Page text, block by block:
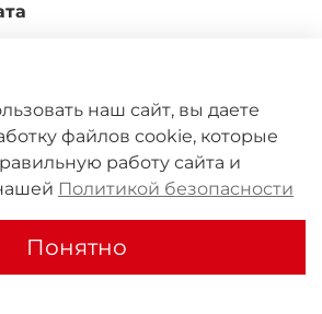
2011-2026
наш сайт, вы даете
файлов cookie, которые
работу сайта и
Политикой безопасности
Понятно